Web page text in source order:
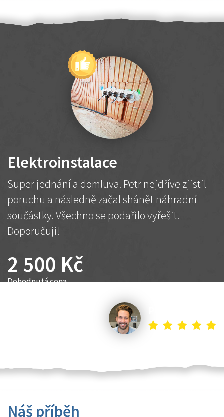
Elektroinstalace
Super jednání a domluva. Petr nejdříve zjistil
poruchu a následně začal shánět náhradní
součástky. Všechno se podařilo vyřešit.
Doporučuji!
2 500 Kč
Dohodnutá cena
Náš příběh